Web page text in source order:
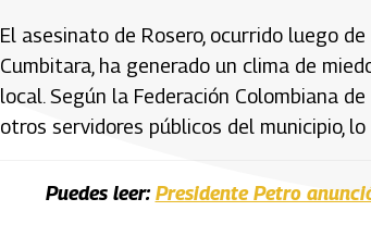
El asesinato de Rosero, ocurrido luego
Cumbitara, ha generado un clima de
local. Según la Federación Colombiana
otros servidores públicos del municipio,
Puedes leer: Presidente Petro